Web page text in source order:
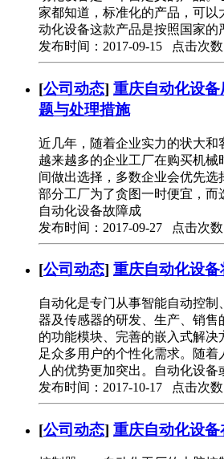
家都知道，标准化的产品，可以
动化设备这款产品是按照国家的
发布时间：2017-09-15 点击次
[公司动态] 重庆自动化设
题与处理措施
近几年，随着企业实力的状大和
越来越多的企业工厂在购买机械
间做出选择，多数企业会优先选
部分工厂为了贪图一时便宜，而
自动化设备故障成
发布时间：2017-09-27 点击次
[公司动态] 重庆自动化设
自动化是专门从事智能自动控制
器及传感器的研发、生产、销售
的功能模块、完善的嵌入式解决
足众多用户的个性化需求。随着
人的优势更加突出。自动化设
发布时间：2017-10-17 点击次
[公司动态] 重庆自动化设备